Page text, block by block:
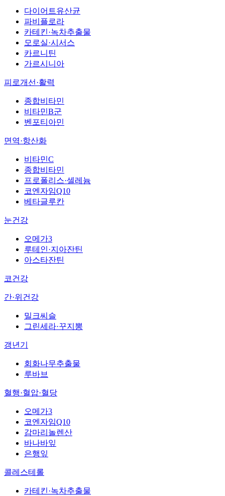
다이어트유산균
파비플로라
카테킨·녹차추출물
모로실·시서스
카르니틴
가르시니아
피로개선·활력
종합비타민
비타민B군
벤포티아민
면역·항산화
비타민C
종합비타민
프로폴리스·셀레늄
코엔자임Q10
베타글루칸
눈건강
오메가3
루테인·지아잔틴
아스타잔틴
코건강
간·위건강
밀크씨슬
그린세라·꾸지뽕
갱년기
회화나무추출물
루바브
혈행·혈압·혈당
오메가3
코엔자임Q10
감마리놀렌산
바나바잎
은행잎
콜레스테롤
카테킨·녹차추출물